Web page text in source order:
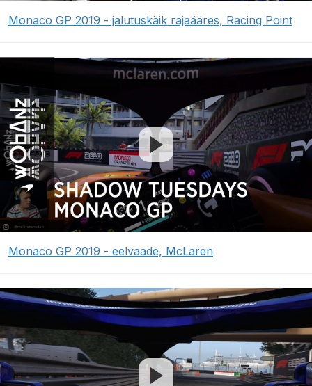
Monaco GP 2019 - jalutuskäik rajaääres, Racing Point
Monaco GP 2019 - eelvaade, McLaren